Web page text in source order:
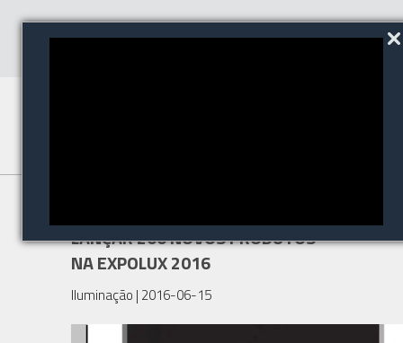
LANÇAR 200 NOVOS PRODUTOS
NA EXPOLUX 2016
Iluminação | 2016-06-15